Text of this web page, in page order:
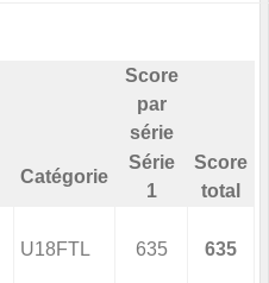
Score
par
série
Catégorie
Série
1
Score
total
U18FTL 635 635